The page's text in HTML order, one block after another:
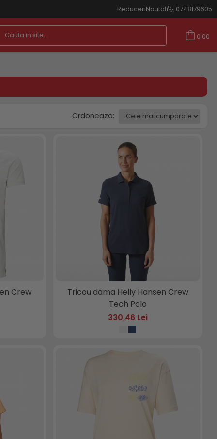
ReduceriNoutati 0748179605
0,00
Ordoneaza:
Crew
Tricou dama Helly Hansen Crew
Tech Polo
330,46 Lei